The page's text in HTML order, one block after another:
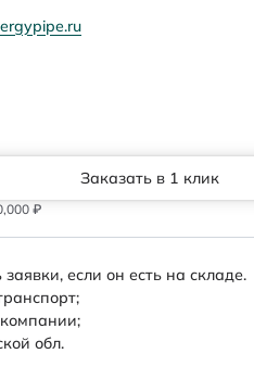
Заказать в 1 клик
₽
если он есть на складе.
обл.